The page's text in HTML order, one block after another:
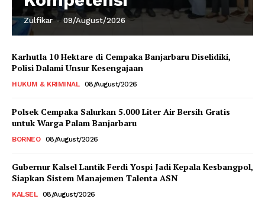
Zulfikar - 09/August/2026
Karhutla 10 Hektare di Cempaka Banjarbaru Diselidiki,
Polisi Dalami Unsur Kesengajaan
HUKUM & KRIMINAL 08/August/2026
Polsek Cempaka Salurkan 5.000 Liter Air Bersih Gratis
untuk Warga Palam Banjarbaru
BORNEO 08/August/2026
Gubernur Kalsel Lantik Ferdi Yospi Jadi Kepala Kesbangpol,
Siapkan Sistem Manajemen Talenta ASN
KALSEL 08/August/2026